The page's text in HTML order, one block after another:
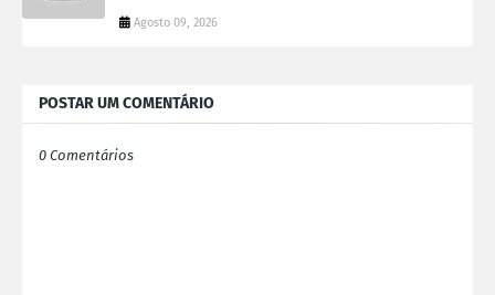
Agosto 09, 2026
POSTAR UM COMENTÁRIO
0 Comentários